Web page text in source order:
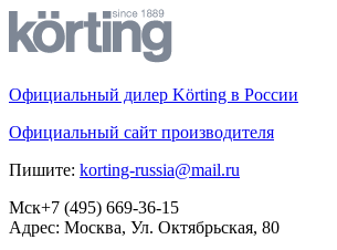
Официальный дилер Körting в России
Официальный сайт производителя
Пишите: korting-russia@mail.ru
Мск+7 (495) 669-36-15
Адрес: Москва, Ул. Октябрьская, 80